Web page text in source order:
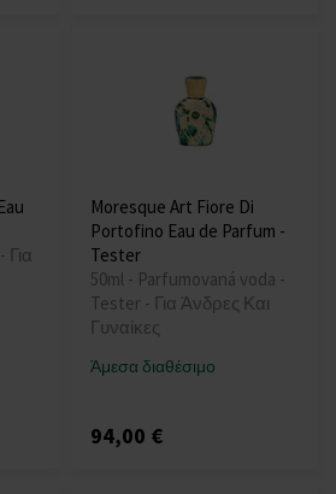
Για
Moresque Art Fiore Di
Portofino Eau de Parfum -
Tester
50ml - Parfumovaná voda -
Tester - Για Άνδρες Και
Γυναίκες
Άμεσα διαθέσιμο
94,00 €